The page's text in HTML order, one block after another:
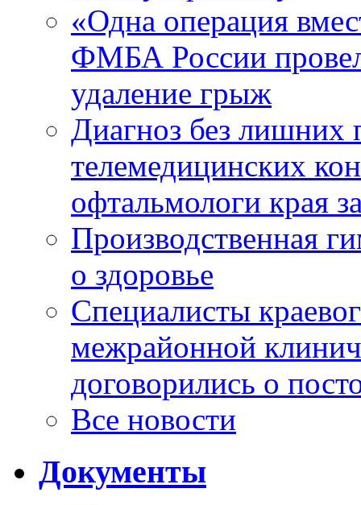
«Одна операция
ФМБА России
удаление грыж
Диагноз без лишних
телемедицинских
офтальмологи края
Производственная
о здоровье
Специалисты
межрайонной
договорились о
Все новости
Документы